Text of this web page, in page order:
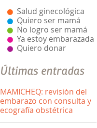
Salud ginecológica
Quiero ser mamá
No logro ser mamá
Ya estoy embarazada
Quiero donar
Últimas entradas
MAMICHEQ: revisión del
embarazo con consulta y
ecografía obstétrica